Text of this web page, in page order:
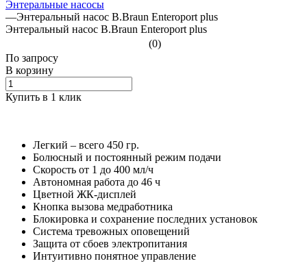
Энтеральные насосы
—Энтеральный насос B.Braun Enteroport plus
Энтеральный насос B.Braun Enteroport plus
(0)
По запросу
В корзину
Купить в 1 клик
Легкий – всего 450 гр.
Болюсный и постоянный режим подачи
Скорость от 1 до 400 мл/ч
Автономная работа до 46 ч
Цветной ЖК-дисплей
Кнопка вызова медработника
Блокировка и сохранение последних установок
Система тревожных оповещений
Защита от сбоев электропитания
Интуитивно понятное управление